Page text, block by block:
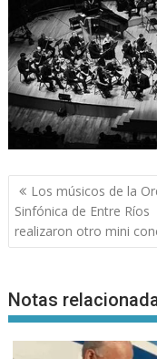
Navegación
de
entradas
Los músicos de la
Sinfónica de Entre Ríos
realizaron otro mini
Notas